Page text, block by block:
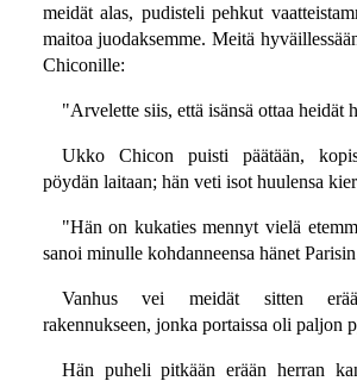
meidät alas, pudisteli pehkut
maitoa juodaksemme. Meitä
Chiconille:
"Arvelette siis, että isänsä ottaa heidät
Ukko Chicon puisti päätään,
pöydän laitaan; hän veti isot huulensa
"Hän on kukaties mennyt vielä
sanoi minulle kohdanneensa hänet
Vanhus vei meidät sitten
rakennukseen, jonka portaissa oli paljon
Hän puheli pitkään erään herran